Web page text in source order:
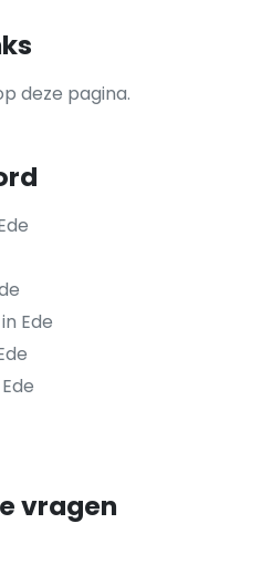
deze pagina.
Ede
vragen